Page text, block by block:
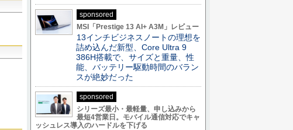
sponsored
MSI「Prestige 13 AI+ A3M」レビュー
13インチビジネスノートの理想を
詰め込んだ新型、Core Ultra 9
386H搭載で、サイズと重量、性
能、バッテリー駆動時間のバラン
スが絶妙だった
sponsored
シリーズ最小・最軽量、申し込みから
最短4営業日。モバイル通信対応でキャ
ッシュレス導入のハードルを下げる